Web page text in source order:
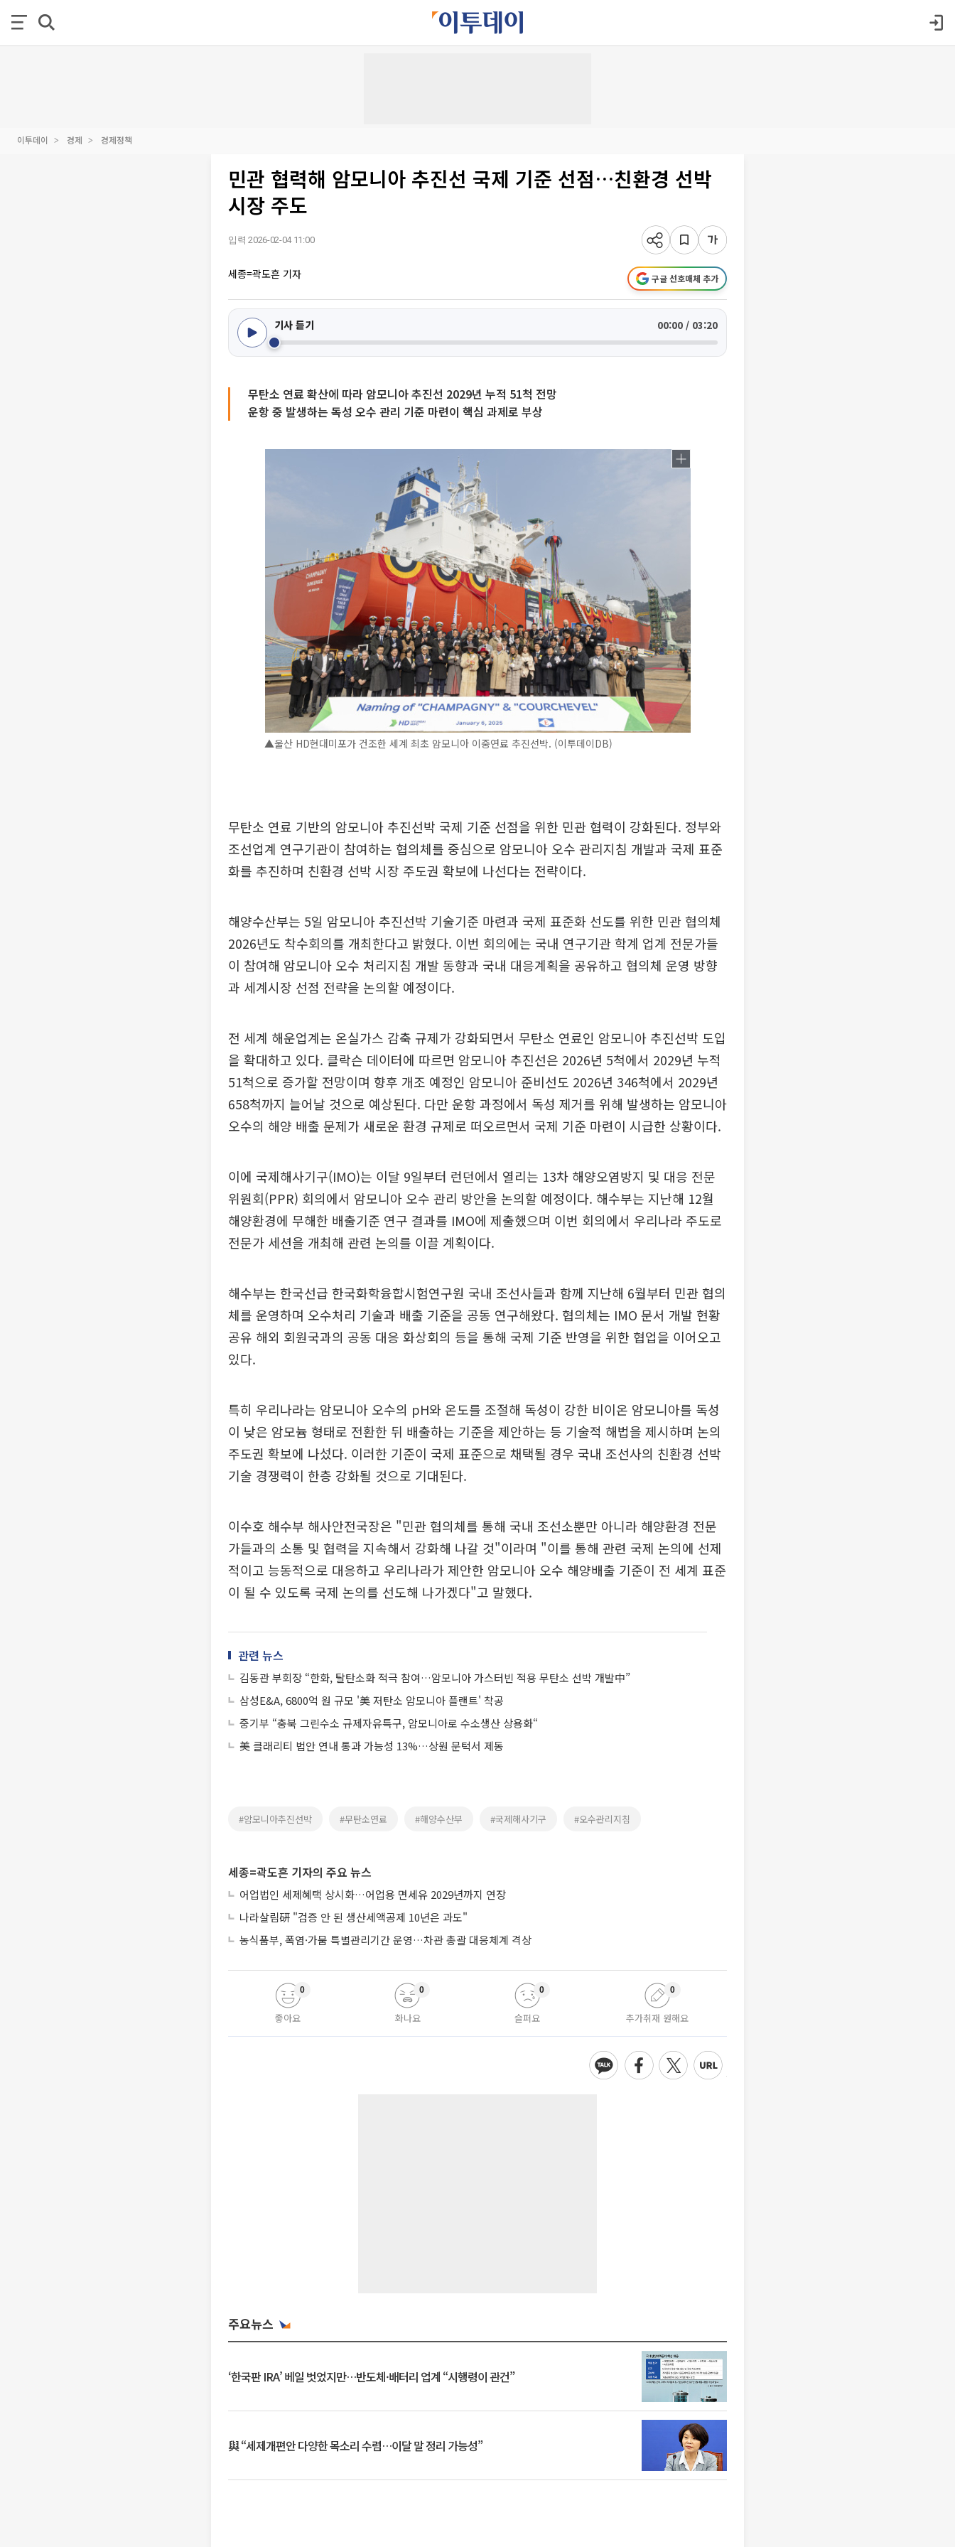
이투데이 경제 경제정책
민관 협력해 암모니아 추진선 국제 기준 선점…친환경 선박
시장 주도
입력 2026-02-04 11:00
세종=곽도흔 기자 구글 선호매체 추가
기사 듣기 00:00 / 03:20
무탄소 연료 확산에 따라 암모니아 추진선 2029년 누적 51척 전망
운항 중 발생하는 독성 오수 관리 기준 마련이 핵심 과제로 부상
▲울산 HD현대미포가 건조한 세계 최초 암모니아 이중연료 추진선박. (이투데이DB)
무탄소 연료 기반의 암모니아 추진선박 국제 기준 선점을 위한 민관 협력이 강화된다. 정부와
조선업계 연구기관이 참여하는 협의체를 중심으로 암모니아 오수 관리지침 개발과 국제 표준
화를 추진하며 친환경 선박 시장 주도권 확보에 나선다는 전략이다.
해양수산부는 5일 암모니아 추진선박 기술기준 마련과 국제 표준화 선도를 위한 민관 협의체
2026년도 착수회의를 개최한다고 밝혔다. 이번 회의에는 국내 연구기관 학계 업계 전문가들
이 참여해 암모니아 오수 처리지침 개발 동향과 국내 대응계획을 공유하고 협의체 운영 방향
과 세계시장 선점 전략을 논의할 예정이다.
전 세계 해운업계는 온실가스 감축 규제가 강화되면서 무탄소 연료인 암모니아 추진선박 도입
을 확대하고 있다. 클락슨 데이터에 따르면 암모니아 추진선은 2026년 5척에서 2029년 누적
51척으로 증가할 전망이며 향후 개조 예정인 암모니아 준비선도 2026년 346척에서 2029년
658척까지 늘어날 것으로 예상된다. 다만 운항 과정에서 독성 제거를 위해 발생하는 암모니아
오수의 해양 배출 문제가 새로운 환경 규제로 떠오르면서 국제 기준 마련이 시급한 상황이다.
이에 국제해사기구(IMO)는 이달 9일부터 런던에서 열리는 13차 해양오염방지 및 대응 전문
위원회(PPR) 회의에서 암모니아 오수 관리 방안을 논의할 예정이다. 해수부는 지난해 12월
해양환경에 무해한 배출기준 연구 결과를 IMO에 제출했으며 이번 회의에서 우리나라 주도로
전문가 세션을 개최해 관련 논의를 이끌 계획이다.
해수부는 한국선급 한국화학융합시험연구원 국내 조선사들과 함께 지난해 6월부터 민관 협의
체를 운영하며 오수처리 기술과 배출 기준을 공동 연구해왔다. 협의체는 IMO 문서 개발 현황
공유 해외 회원국과의 공동 대응 화상회의 등을 통해 국제 기준 반영을 위한 협업을 이어오고
있다.
특히 우리나라는 암모니아 오수의 pH와 온도를 조절해 독성이 강한 비이온 암모니아를 독성
이 낮은 암모늄 형태로 전환한 뒤 배출하는 기준을 제안하는 등 기술적 해법을 제시하며 논의
주도권 확보에 나섰다. 이러한 기준이 국제 표준으로 채택될 경우 국내 조선사의 친환경 선박
기술 경쟁력이 한층 강화될 것으로 기대된다.
이수호 해수부 해사안전국장은 "민관 협의체를 통해 국내 조선소뿐만 아니라 해양환경 전문
가들과의 소통 및 협력을 지속해서 강화해 나갈 것"이라며 "이를 통해 관련 국제 논의에 선제
적이고 능동적으로 대응하고 우리나라가 제안한 암모니아 오수 해양배출 기준이 전 세계 표준
이 될 수 있도록 국제 논의를 선도해 나가겠다"고 말했다.
관련 뉴스
김동관 부회장 “한화, 탈탄소화 적극 참여…암모니아 가스터빈 적용 무탄소 선박 개발中”
삼성E&A, 6800억 원 규모 '美 저탄소 암모니아 플랜트' 착공
중기부 “충북 그린수소 규제자유특구, 암모니아로 수소생산 상용화“
美 클래리티 법안 연내 통과 가능성 13%…상원 문턱서 제동
#암모니아추진선박 #무탄소연료 #해양수산부 #국제해사기구 #오수관리지침
세종=곽도흔 기자의 주요 뉴스
어업법인 세제혜택 상시화…어업용 면세유 2029년까지 연장
나라살림硏 "검증 안 된 생산세액공제 10년은 과도"
농식품부, 폭염·가뭄 특별관리기간 운영…차관 총괄 대응체계 격상
좋아요
0
화나요
0
슬퍼요
0
추가취재 원해요
0
주요뉴스
‘한국판 IRA’ 베일 벗었지만…반도체·배터리 업계 “시행령이 관건”
與 “세제개편안 다양한 목소리 수렴…이달 말 정리 가능성”